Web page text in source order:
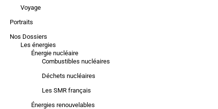
Voyage
Portraits
Nos Dossiers
Les énergies
Énergie nucléaire
Combustibles nucléaires
Déchets nucléaires
Les SMR français
Énergies renouvelables